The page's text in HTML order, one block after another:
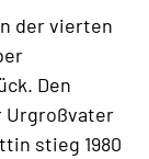
der vierten
Den
Urgroßvater
stieg 1980